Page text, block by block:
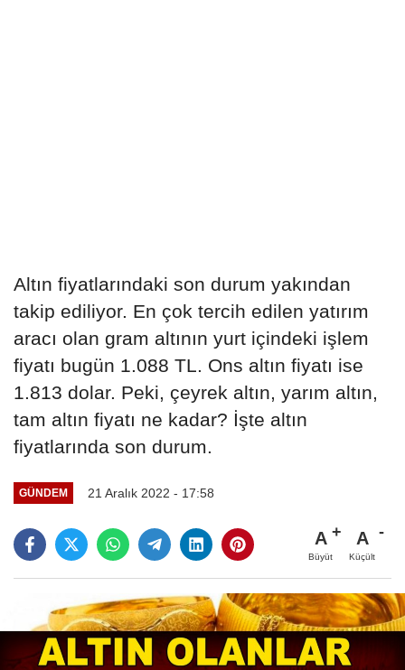
Altın fiyatlarındaki son durum yakından
takip ediliyor. En çok tercih edilen yatırım
aracı olan gram altının yurt içindeki işlem
fiyatı bugün 1.088 TL. Ons altın fiyatı ise
1.813 dolar. Peki, çeyrek altın, yarım altın,
tam altın fiyatı ne kadar? İşte altın
fiyatlarında son durum.
GÜNDEM 21 Aralık 2022 - 17:58
A
Büyüt
A
Küçült